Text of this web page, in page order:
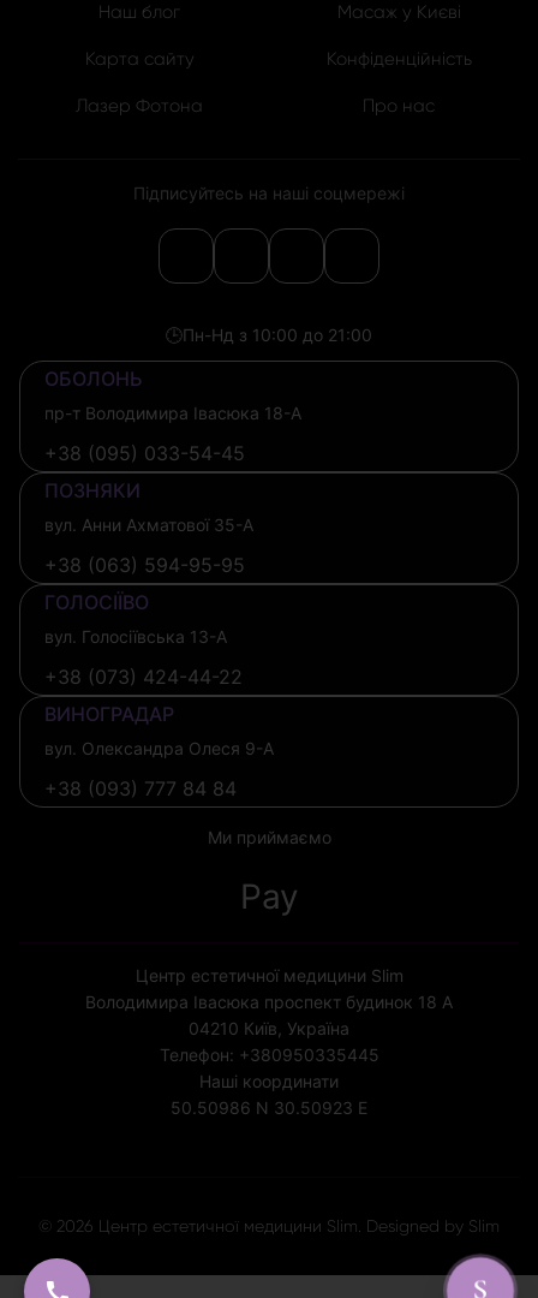
Наш блог
Карта сайту
Лазер Фотона
Масаж у Києві
Конфіденційність
Про нас
Підписуйтесь на наші соцмережі
🕒Пн-Нд з 10:00 до 21:00
ОБОЛОНЬ
пр-т Володимира Івасюка 18-А
+38 (095) 033-54-45
ПОЗНЯКИ
вул. Анни Ахматової 35-А
+38 (063) 594-95-95
ГОЛОСІЇВО
вул. Голосіївська 13-А
+38 (073) 424-44-22
ВИНОГРАДАР
вул. Олександра Олеся 9-А
+38 (093) 777 84 84
Ми приймаємо
Pay
Центр естетичної медицини Slim
Володимира Івасюка проспект будинок 18 А
04210 Київ, Україна
Телефон: +380950335445
Наші координати
50.50986 N 30.50923 E

© 2026 Центр естетичної медицини Slim. Designed by Slim
S